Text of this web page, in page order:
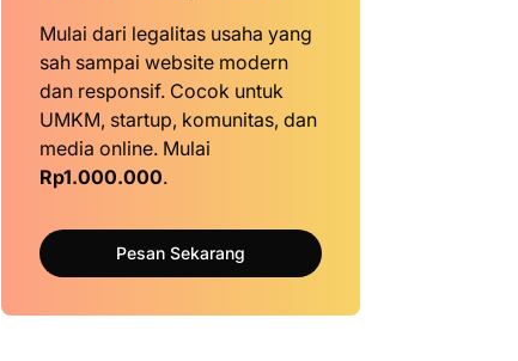
Mulai dari legalitas usaha yang
sah sampai website modern
dan responsif. Cocok untuk
UMKM, startup, komunitas, dan
media online. Mulai
Rp1.000.000.
Pesan Sekarang